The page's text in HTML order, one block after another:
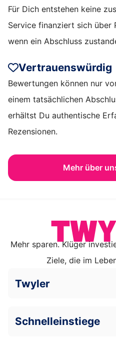
Für Dich entstehen keine
Service finanziert sich über
wenn ein Abschluss
Vertrauenswürdig
Bewertungen können nur
einem tatsächlichen
erhältst Du authentische
Rezensionen.
Mehr über
Mehr sparen. Klüger
Ziele, die im
Twyler
Schnelleinstiege